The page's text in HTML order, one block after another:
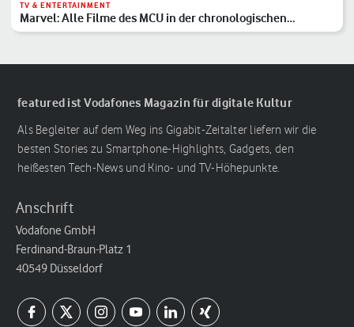
TV & ENTERTAINMENT
Marvel: Alle Filme des MCU in der chronologischen
Reihenfolge
featured ist Vodafones Magazin für digitale Kultur
Als Begleiter auf dem Weg ins Gigabit-Zeitalter liefern wir die
besten Stories zu Smartphone-Highlights, Gadgets, den
heißesten Tech-News und Kino- und TV-Höhepunkte.
Anschrift
Vodafone GmbH
Ferdinand-Braun-Platz 1
40549 Düsseldorf